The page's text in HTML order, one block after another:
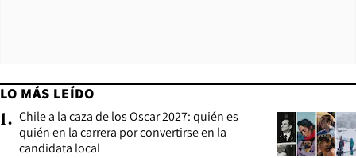
LO MÁS LEÍDO
1. Chile a la caza de los Oscar 2027: quién es
quién en la carrera por convertirse en la
candidata local